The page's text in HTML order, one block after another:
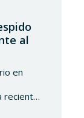
al
en
reciente